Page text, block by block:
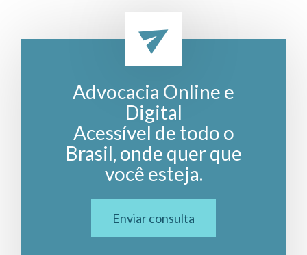
Advocacia Online e
Digital
Acessível de todo o
Brasil, onde quer que
você esteja.
Enviar consulta